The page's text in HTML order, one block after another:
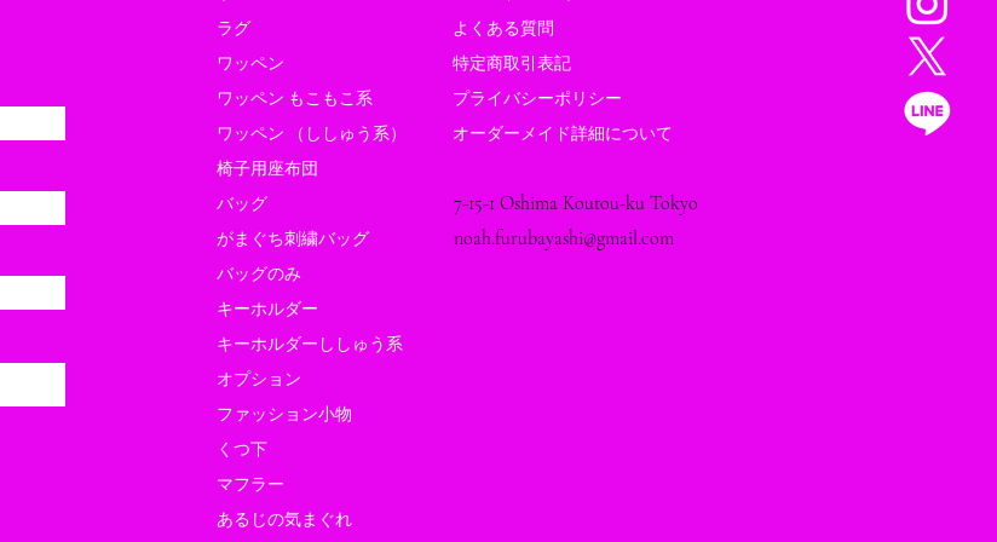
ローデンツ東京に出店します
のコピー
東京レプタイルズワールドに
出店します
よくある質問
特定商取引表記
プライバシーポリシー
オーダーメイド詳細について
7-15-1 Oshima Koutou-ku Tokyo
noah.furubayashi@gmail.com
ラグ
ワッペン
ワッペン もこもこ系
ワッペン （ししゅう系）
椅子用座布団
バッグ
がまぐち刺繍バッグ
バッグのみ
キーホルダー
キーホルダーししゅう系
オプション
ファッション小物
くつ下
マフラー
あるじの気まぐれ